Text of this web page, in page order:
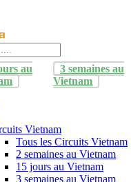
au
3 semaines au
Vietnam
Vietnam
Tous les Circuits Vietnam
2 semaines au Vietnam
15 jours au Vietnam
3 semaines au Vietnam